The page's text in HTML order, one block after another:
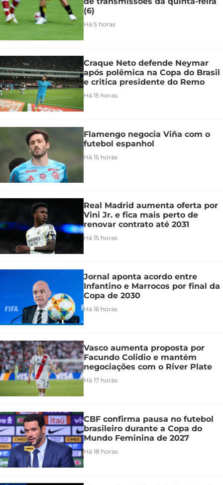
(6)
Há 5 horas
Craque Neto defende Neymar
após polêmica na Copa do Brasil
e critica presidente do Remo
Há 15 horas
Flamengo negocia Viña com o
futebol espanhol
Há 15 horas
Real Madrid aumenta oferta por
Vini Jr. e fica mais perto de
renovar contrato até 2031
Há 15 horas
Jornal aponta acordo entre
Infantino e Marrocos por final da
Copa de 2030
Há 16 horas
Vasco aumenta proposta por
Facundo Colidio e mantém
negociações com o River Plate
Há 17 horas
CBF confirma pausa no futebol
brasileiro durante a Copa do
Mundo Feminina de 2027
Há 18 horas